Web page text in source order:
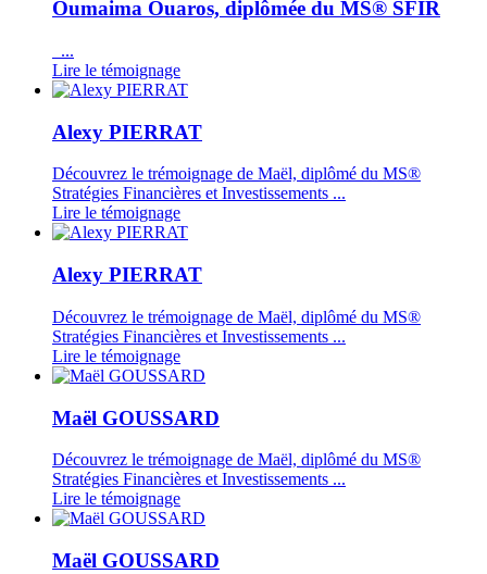
Oumaima Ouaros, diplômée du MS® SFIR
...
Lire le témoignage
Alexy PIERRAT
Découvrez le trémoignage de Maël, diplômé du MS®
Stratégies Financières et Investissements ...
Lire le témoignage
Alexy PIERRAT
Découvrez le trémoignage de Maël, diplômé du MS®
Stratégies Financières et Investissements ...
Lire le témoignage
Maël GOUSSARD
Découvrez le trémoignage de Maël, diplômé du MS®
Stratégies Financières et Investissements ...
Lire le témoignage
Maël GOUSSARD